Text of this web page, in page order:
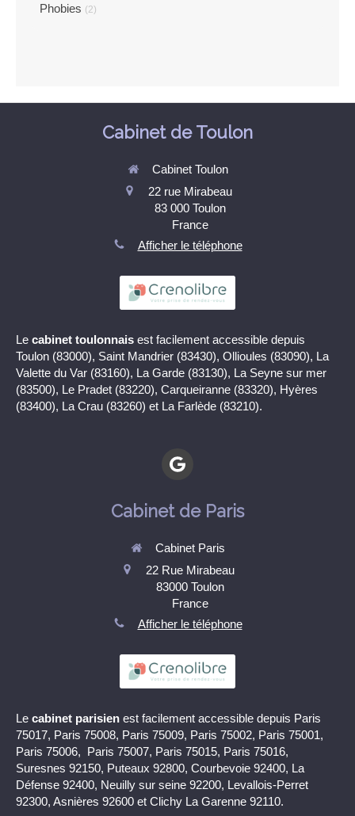
Phobies (2)
Cabinet de Toulon
Cabinet Toulon
22 rue Mirabeau
83 000 Toulon
France
Afficher le téléphone
Le cabinet toulonnais est facilement accessible depuis
Toulon (83000), Saint Mandrier (83430), Ollioules (83090), La
Valette du Var (83160), La Garde (83130), La Seyne sur mer
(83500), Le Pradet (83220), Carqueiranne (83320), Hyères
(83400), La Crau (83260) et La Farlède (83210).
Cabinet de Paris
Cabinet Paris
22 Rue Mirabeau
83000 Toulon
France
Afficher le téléphone
Le cabinet parisien est facilement accessible depuis Paris
75017, Paris 75008, Paris 75009, Paris 75002, Paris 75001,
Paris 75006, Paris 75007, Paris 75015, Paris 75016,
Suresnes 92150, Puteaux 92800, Courbevoie 92400, La
Défense 92400, Neuilly sur seine 92200, Levallois-Perret
92300, Asnières 92600 et Clichy La Garenne 92110.